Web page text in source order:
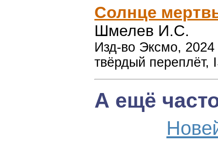
Солнце
Шмелев И.С.
Изд-во Эксмо, 2024
твёрдый переплёт,
А ещё